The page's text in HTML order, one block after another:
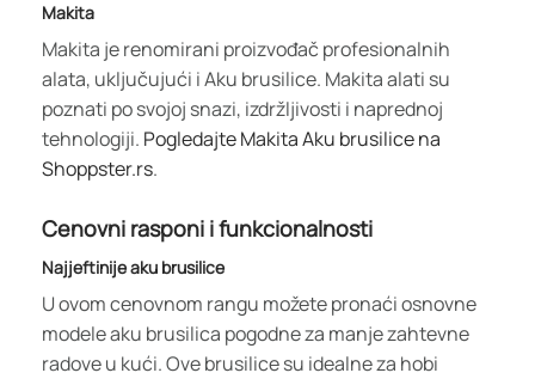
Makita
Makita je renomirani proizvođač profesionalnih
alata, uključujući i Aku brusilice. Makita alati su
poznati po svojoj snazi, izdržljivosti i naprednoj
tehnologiji. Pogledajte Makita Aku brusilice na
Shoppster.rs.
Cenovni rasponi i funkcionalnosti
Najjeftinije aku brusilice
U ovom cenovnom rangu možete pronaći osnovne
modele aku brusilica pogodne za manje zahtevne
radove u kući. Ove brusilice su idealne za hobi